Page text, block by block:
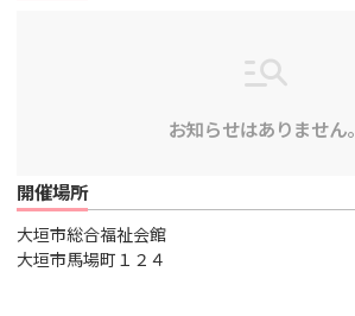
お知らせはありません。
開催場所
大垣市総合福祉会館
大垣市馬場町１２４